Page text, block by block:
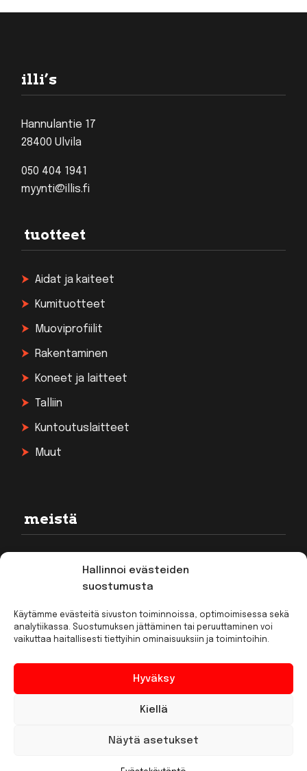
Hallinnoi evästeiden
suostumusta
Käytämme evästeitä sivuston toiminnoissa, optimoimisessa sekä
analytiikassa. Suostumuksen jättäminen tai peruuttaminen voi
vaikuttaa haitallisesti tiettyihin ominaisuuksiin ja toimintoihin.
Hyväksy
Kiellä
Näytä asetukset
illi’s
Hannulantie 17
28400 Ulvila
050 404 1941
myynti@illis.fi
tuotteet
Aidat ja kaiteet
Kumituotteet
Muoviprofiilit
Rakentaminen
Koneet ja laitteet
Talliin
Kuntoutuslaitteet
Muut
meistä
Rekisteriseloste
Toimitusehdot
Kirjaudu